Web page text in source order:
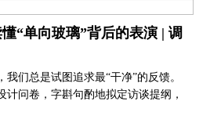
一份销售绩效方案——而你手头明明
甲方、供应商和咨询顾问的身份间切
忠告的含金量。 今天，我想把这些
讲出有人情味的故事，这7个实战技
蜕变为真正的“业务军师”。
“单向玻璃”背后的表演 | 调
们总是试图追求最“干净”的反馈。
计问卷，字斟句酌地拟定访谈提纲，
相。 但现实往往十分骨感：受访者在